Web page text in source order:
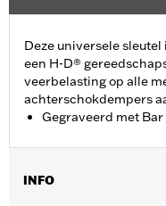
Deze universele
een H-D®
veerbelasting op alle
achterschokdempers
Gegraveerd met
INFO